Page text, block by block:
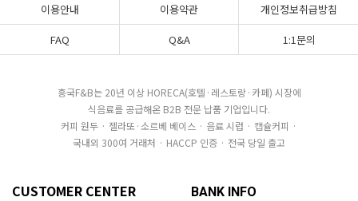
이용안내 이용약관
개인정보취급방침
FAQ
Q&A 1:1문의
흥국F&B는 20년 이상 HORECA(호텔·레스토랑·카페) 시장에
식음료를 공급해온 B2B 전문 납품 기업입니다.
커피 원두 · 젤라또·소르베 베이스 · 음료 시럽 · 캡슐커피 ·
국내외 300여 거래처 · HACCP 인증 · 전국 당일 출고
CUSTOMER CENTER BANK INFO